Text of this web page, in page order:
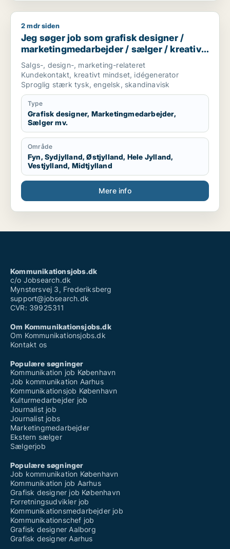
Jeg søger job som grafisk designer /
2 mdr siden
Jeg søger job som grafisk designer /
marketingmedarbejder / sælger / kreativ
medarbejder / produktspecialist
Salgs-, design-, marketing-relateret
Kundekontakt, kreativt mindset, idégenerator
Sproglig stærk tysk, engelsk, skandinavisk
Type
Grafisk designer, Marketingmedarbejder,
Sælger mv.
Område
Fyn, Sydjylland, Østjylland, Hele Jylland,
Vestjylland, Midtjylland
Mere info
Kommunikationsjobs.dk
c/o Jobsearch.dk
Mynstersvej 3, Frederiksberg
support@jobsearch.dk
CVR: 39925311
Om Kommunikationsjobs.dk
Om Kommunikationsjobs.dk
Kontakt os
Populære søgninger
Kommunikation job København
Job kommunikation Aarhus
Kommunikationsjob København
Kulturmedarbejder job
Journalist job
Journalist jobs
Marketingmedarbejder
Ekstern sælger
Sælgerjob
Populære søgninger
Job kommunikation København
Kommunikation job Aarhus
Grafisk designer job København
Forretningsudvikler job
Kommunikationsmedarbejder job
Kommunikationschef job
Grafisk designer Aalborg
Grafisk designer Aarhus